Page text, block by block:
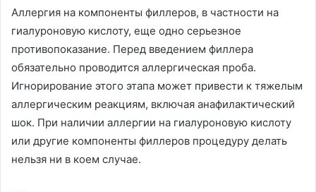
Аллергия на компоненты филлеров, в частности на
гиалуроновую кислоту, еще одно серьезное
противопоказание. Перед введением филлера
обязательно проводится аллергическая проба.
Игнорирование этого этапа может привести к тяжелым
аллергическим реакциям, включая анафилактический
шок. При наличии аллергии на гиалуроновую кислоту
или другие компоненты филлеров процедуру делать
нельзя ни в коем случае.